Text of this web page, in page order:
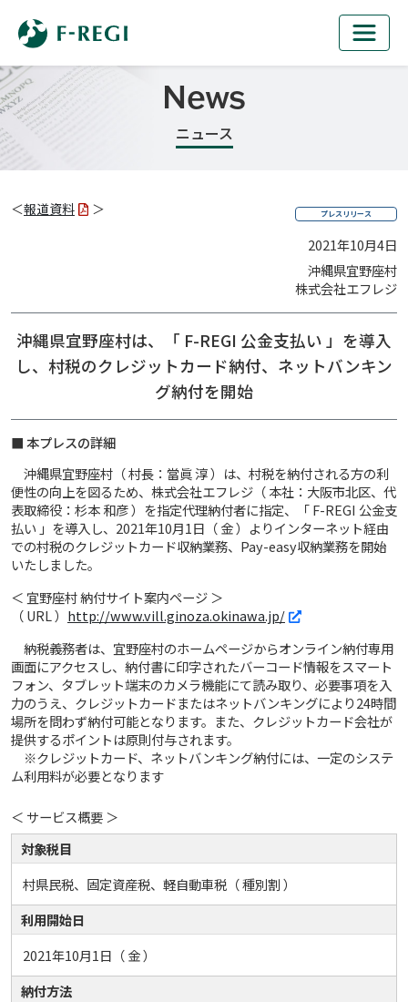
News
ニュース
＜報道資料 ＞ プレスリリース
2021年10月4日
沖縄県宜野座村
株式会社エフレジ
沖縄県宜野座村は、「 F-REGI 公金支払い 」を導入
し、 村税のクレジットカード納付、ネットバンキン
グ納付を開始
■ 本プレスの詳細
沖縄県宜野座村（ 村長：當眞 淳 ）は、村税を納付される方の利
便性の向上を図るため、株式会社エフレジ（ 本社：大阪市北区、代
表取締役：杉本 和彦 ）を指定代理納付者に指定、「 F-REGI 公金支
払い 」を導入し、2021年10月1日（ 金 ）よりインターネット経由
での村税のクレジットカード収納業務、Pay-easy収納業務を開始
いたしました。
＜ 宜野座村 納付サイト案内ページ ＞
（ URL ） http://www.vill.ginoza.okinawa.jp/
納税義務者は、宜野座村のホームページからオンライン納付専用
画面にアクセスし、納付書に印字されたバーコード情報をスマート
フォン、タブレット端末のカメラ機能にて読み取り、必要事項を入
力のうえ、クレジットカードまたはネットバンキングにより24時間
場所を問わず納付可能となります。また、クレジットカード会社が
提供するポイントは原則付与されます。
※クレジットカード、ネットバンキング納付には、一定のシステ
ム利用料が必要となります
＜ サービス概要 ＞
対象税目
村県民税、固定資産税、軽自動車税（ 種別割 ）
利用開始日
2021年10月1日（ 金 ）
納付方法